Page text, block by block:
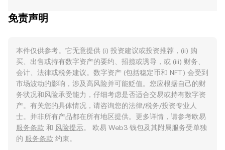
免责声明
本件仅供参考。它无意提供 (i) 投资建议或投资推荐，(ii) 购
买、出售或持有数字资产的要约、招揽或诱导，或 (iii) 财务、
会计、法律或税务建议。数字资产 (包括稳定币和 NFT) 会受到
市场波动的影响，涉及高风险并可能贬值。您应根据自己的财
务状况和风险承受能力，仔细考虑是否适合交易或持有数字资
产。有关您的具体情况，请咨询您的法律/税务/投资专业人
士。并非所有产品都在所有地区提供。更多详情，请参考欧易
服务条款 和 风险提示。 欧易 Web3 钱包及其附属服务受单独
的 服务条款 约束。